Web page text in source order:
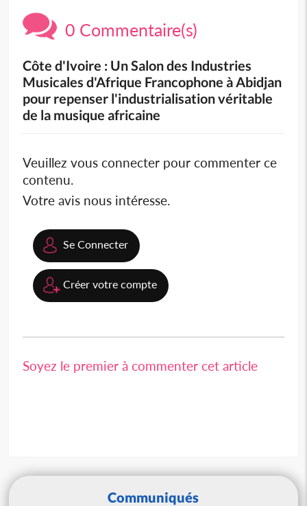
0 Commentaire(s)
Côte d'Ivoire : Un Salon des Industries
Musicales d'Afrique Francophone à Abidjan
pour repenser l'industrialisation véritable
de la musique africaine
Veuillez vous connecter pour commenter ce
contenu.
Votre avis nous intéresse.
Se Connecter
Créer votre compte
Soyez le premier à commenter cet article
Communiqués